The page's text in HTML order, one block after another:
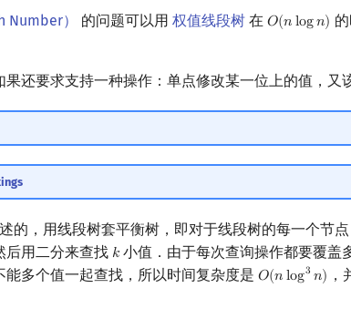
Number） 的问题可以用 权值线段树 在 𝑂(𝑛log𝑛)
O(nlogn)
还要求支持一种操作：单点修改某一位上的值，又
的，用线段树套平衡树，即对于线段树的每一个节
后用二分来查找 𝑘
k 小值．由于每次查询操作都要覆盖
多个值一起查找，所以时间复杂度是 𝑂(𝑛log3 𝑛)
O(nlog3n)
，